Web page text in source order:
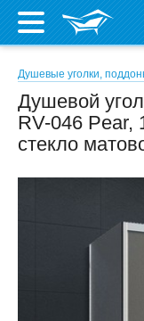
Душевые уголки,
Душевой
RV-046 Pear,
стекло